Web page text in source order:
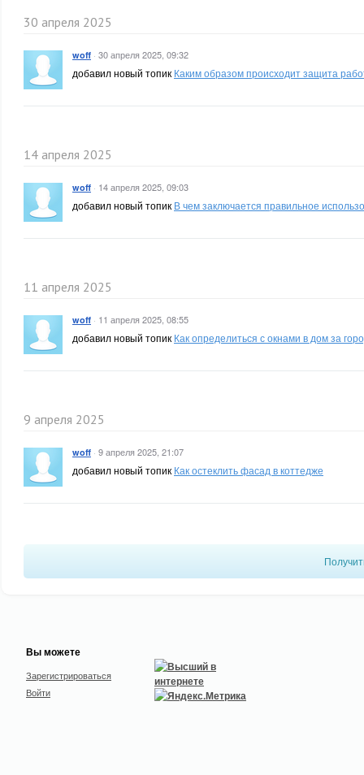
30 апреля 2025
woff · 30 апреля 2025, 09:32
добавил новый топик Каким образом происходит защита
14 апреля 2025
woff · 14 апреля 2025, 09:03
добавил новый топик В чем заключается правильное
11 апреля 2025
woff · 11 апреля 2025, 08:55
добавил новый топик Как определиться с окнами в дом за
9 апреля 2025
woff · 9 апреля 2025, 21:07
добавил новый топик Как остеклить фасад в коттедже
Вы можете
Зарегистрироваться
Войти